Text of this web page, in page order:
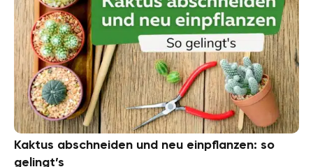
Kaktus abschneiden und neu einpflanzen: so
gelingt’s